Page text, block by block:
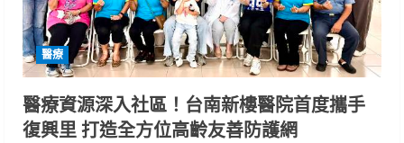
醫療
醫療資源深入社區！台南新樓醫院首度攜手
復興里 打造全方位高齡友善防護網